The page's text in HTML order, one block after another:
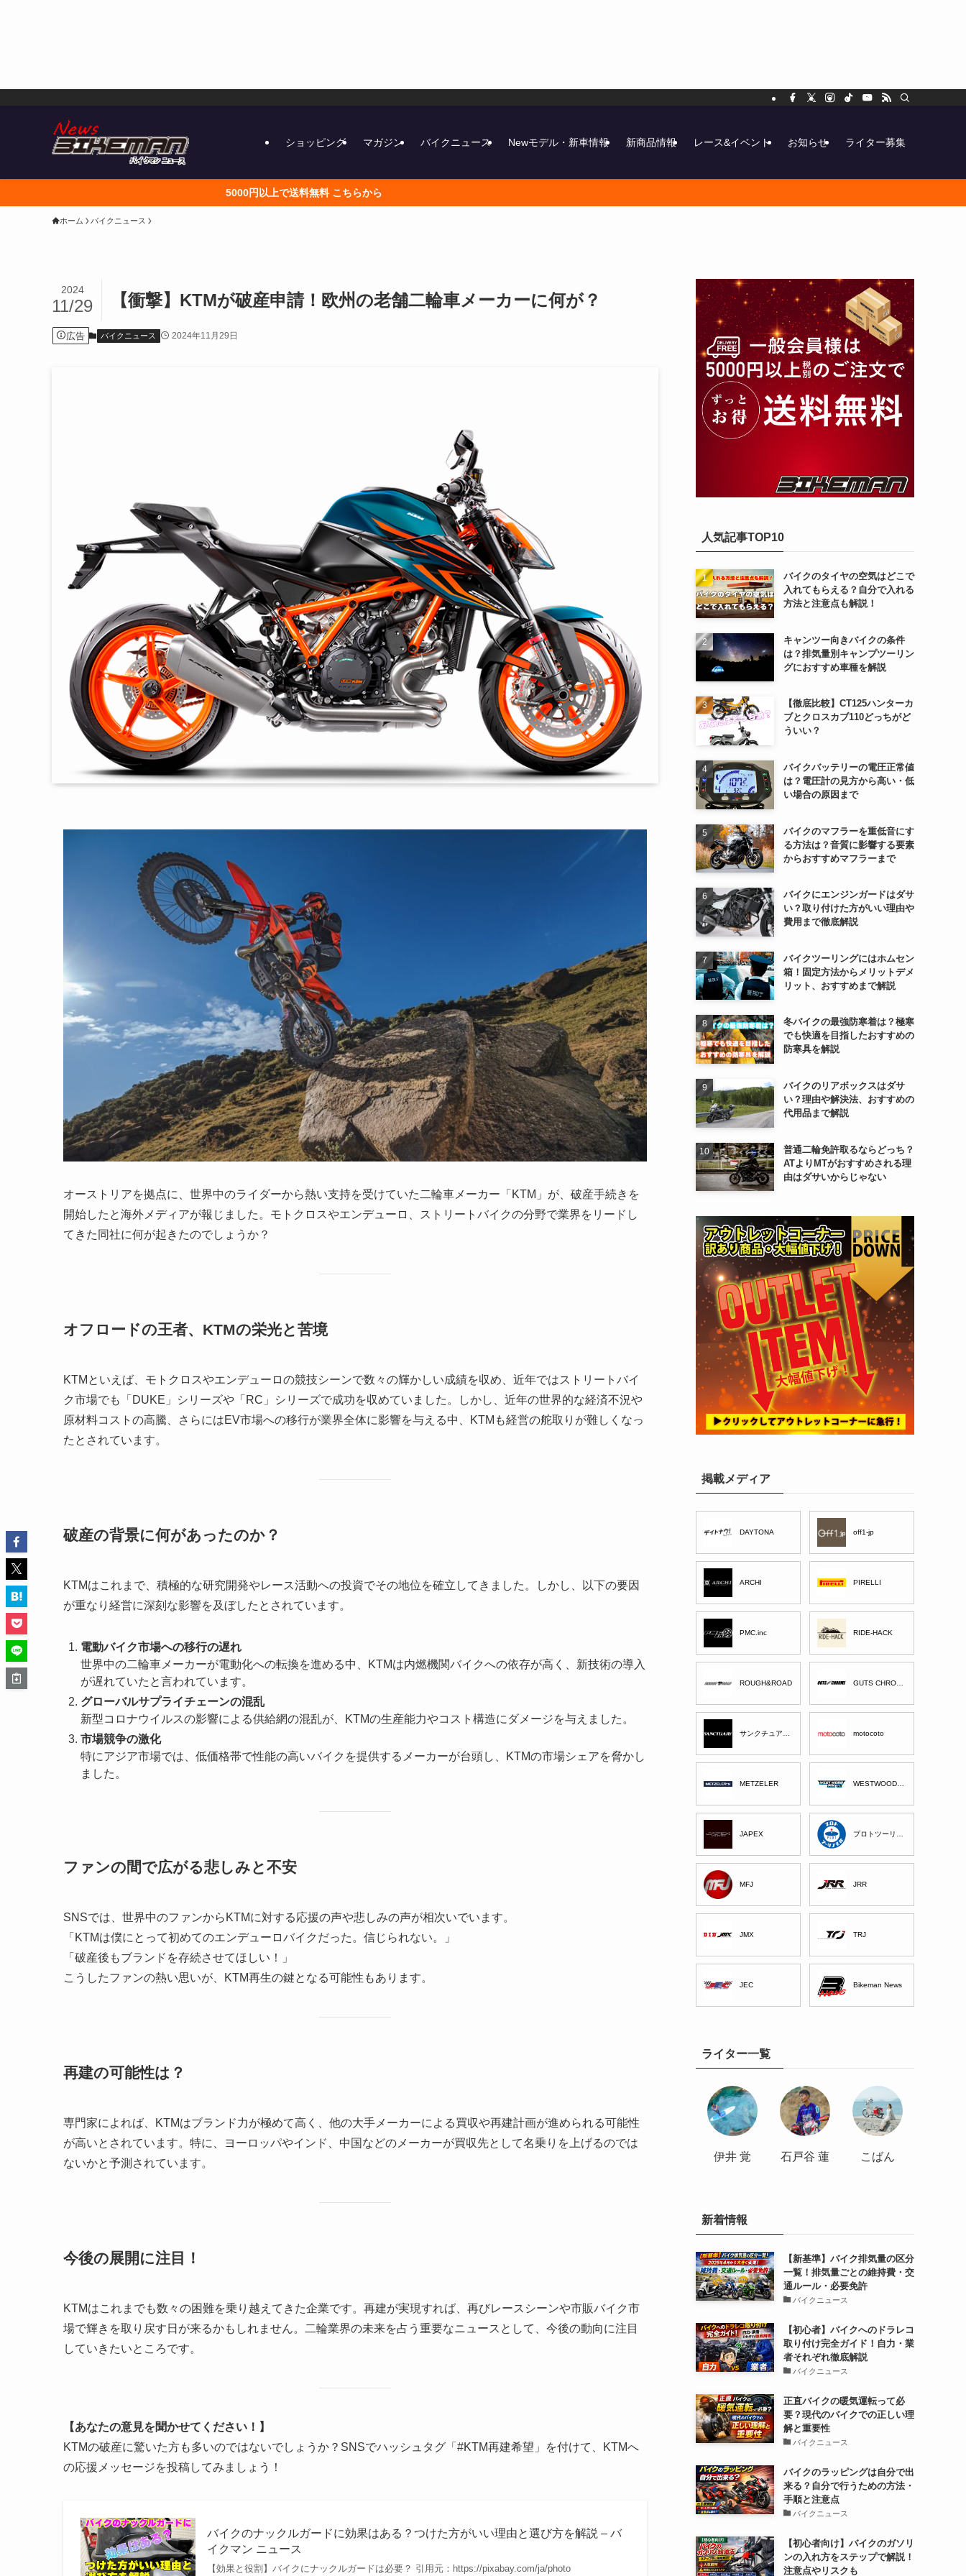
ショッピング マガジン バイクニュース Newモデル・新車情報 新商品情報 レース&イベント お知らせ ライター募集
5000円以上で送料無料 こちらから
ホーム バイクニュース
【衝撃】KTMが破産申請！欧州の老舗二輪車メーカーに何が？
2024
11/29
広告 バイクニュース 2024年11月29日
オーストリアを拠点に、世界中のライダーから熱い支持を受けていた二輪車メーカー「KTM」が、破産手続きを
開始したと海外メディアが報じました。モトクロスやエンデューロ、ストリートバイクの分野で業界をリードし
てきた同社に何が起きたのでしょうか？
オフロードの王者、KTMの栄光と苦境
KTMといえば、モトクロスやエンデューロの競技シーンで数々の輝かしい成績を収め、近年ではストリートバイ
ク市場でも「DUKE」シリーズや「RC」シリーズで成功を収めていました。しかし、近年の世界的な経済不況や
原材料コストの高騰、さらにはEV市場への移行が業界全体に影響を与える中、KTMも経営の舵取りが難しくなっ
たとされています。
破産の背景に何があったのか？
KTMはこれまで、積極的な研究開発やレース活動への投資でその地位を確立してきました。しかし、以下の要因
が重なり経営に深刻な影響を及ぼしたとされています。
電動バイク市場への移行の遅れ
世界中の二輪車メーカーが電動化への転換を進める中、KTMは内燃機関バイクへの依存が高く、新技術の導入
が遅れていたと言われています。
グローバルサプライチェーンの混乱
新型コロナウイルスの影響による供給網の混乱が、KTMの生産能力やコスト構造にダメージを与えました。
市場競争の激化
特にアジア市場では、低価格帯で性能の高いバイクを提供するメーカーが台頭し、KTMの市場シェアを脅かし
ました。
ファンの間で広がる悲しみと不安
SNSでは、世界中のファンからKTMに対する応援の声や悲しみの声が相次いでいます。
「KTMは僕にとって初めてのエンデューロバイクだった。信じられない。」
「破産後もブランドを存続させてほしい！」
こうしたファンの熱い思いが、KTM再生の鍵となる可能性もあります。
再建の可能性は？
専門家によれば、KTMはブランド力が極めて高く、他の大手メーカーによる買収や再建計画が進められる可能性
が高いとされています。特に、ヨーロッパやインド、中国などのメーカーが買収先として名乗りを上げるのでは
ないかと予測されています。
今後の展開に注目！
KTMはこれまでも数々の困難を乗り越えてきた企業です。再建が実現すれば、再びレースシーンや市販バイク市
場で輝きを取り戻す日が来るかもしれません。二輪業界の未来を占う重要なニュースとして、今後の動向に注目
していきたいところです。
【あなたの意見を聞かせてください！】
KTMの破産に驚いた方も多いのではないでしょうか？SNSでハッシュタグ「#KTM再建希望」を付けて、KTMへ
の応援メッセージを投稿してみましょう！
バイクのナックルガードに効果はある？つけた方がいい理由と選び方を解説 – バ
イクマン ニュース
【効果と役割】バイクにナックルガードは必要？ 引用元：https://pixabay.com/ja/photo
人気記事TOP10
バイクのタイヤの空気はどこで
入れてもらえる？自分で入れる
方法と注意点も解説！
キャンツー向きバイクの条件
は？排気量別キャンプツーリン
グにおすすめ車種を解説
【徹底比較】CT125ハンターカ
ブとクロスカブ110どっちがど
ういい？
バイクバッテリーの電圧正常値
は？電圧計の見方から高い・低
い場合の原因まで
バイクのマフラーを重低音にす
る方法は？音質に影響する要素
からおすすめマフラーまで
バイクにエンジンガードはダサ
い？取り付けた方がいい理由や
費用まで徹底解説
バイクツーリングにはホムセン
箱！固定方法からメリットデメ
リット、おすすめまで解説
冬バイクの最強防寒着は？極寒
でも快適を目指したおすすめの
防寒具を解説
バイクのリアボックスはダサ
い？理由や解決法、おすすめの
代用品まで解説
普通二輪免許取るならどっち？
ATよりMTがおすすめされる理
由はダサいからじゃない
掲載メディア
DAYTONA off1-jp
ARCHI PIRELLI
PMC.inc RIDE-HACK
ROUGH&ROAD GUTS CHROME
サンクチュアリー motocoto
METZELER WESTWOOD MX
JAPEX プロトツーリング部
MFJ JRR
JMX TRJ
JEC Bikeman News
ライター一覧
伊井 覚 石戸谷 蓮 こばん
新着情報
【新基準】バイク排気量の区分
一覧！排気量ごとの維持費・交
通ルール・必要免許
バイクニュース
【初心者】バイクへのドラレコ
取り付け完全ガイド！自力・業
者それぞれ徹底解説
バイクニュース
正直バイクの暖気運転って必
要？現代のバイクでの正しい理
解と重要性
バイクニュース
バイクのラッピングは自分で出
来る？自分で行うための方法・
手順と注意点
バイクニュース
【初心者向け】バイクのガソリ
ンの入れ方をステップで解説！
注意点やリスクも